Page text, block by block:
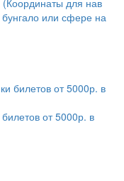
или сфере на
от 5000р. в